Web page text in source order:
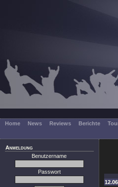
Home News Reviews Berichte
Anmeldung
Benutzername
Passwort